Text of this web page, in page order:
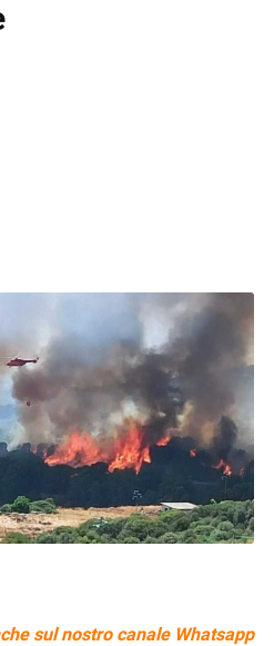
sul nostro canale Whatsapp